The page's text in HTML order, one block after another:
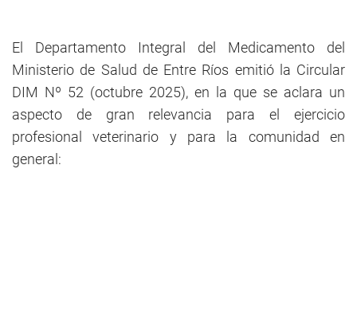
El Departamento Integral del Medicamento del
Ministerio de Salud de Entre Ríos emitió la Circular
DIM Nº 52 (octubre 2025), en la que se aclara un
aspecto de gran relevancia para el ejercicio
profesional veterinario y para la comunidad en
general: